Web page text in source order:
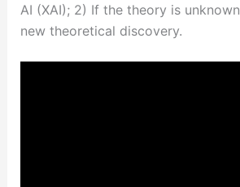
AI (XAI); 2) If the theory is unknown
new theoretical discovery.